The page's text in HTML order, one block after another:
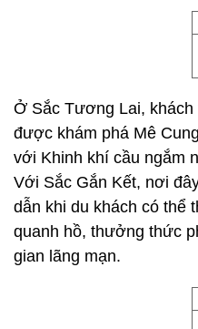
Ở Sắc Tương Lai,
được khám phá Mê
với Khinh khí cầu ngắm
Với Sắc Gắn Kết, nơi
dẫn khi du khách có thể
quanh hồ, thưởng thức
gian lãng mạn.